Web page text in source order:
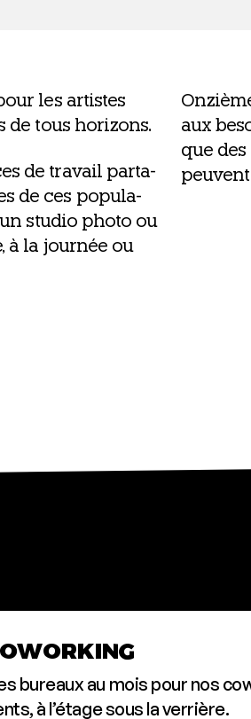
les artistes
de tous horizons.
de tra­vail par­ta­
de ces popu­la­
stu­dio pho­to ou
à la jour­née ou
aux
que
bureaux au mois pour nos
à l’étage sous la verrière.